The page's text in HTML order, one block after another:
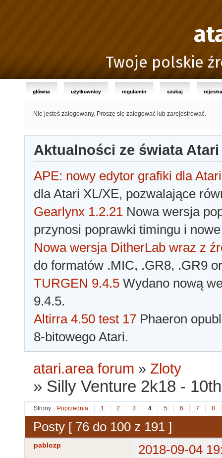
Twoje polskie
główna użytkownicy regulamin szukaj
Nie jesteś zalogowany. Proszę się zalogować lub zarejestrować.
Aktualności ze świata Atari
APE: nowy edytor grafiki dla Atari
dla Atari XL/XE, pozwalające
Gearlynx 1.2.21 Nowa wersja
przynosi poprawki timingu i
Nowa wersja DitherLab wraz z
do formatów .MIC, .GR8, .GR9
TURGEN 9.4.5 Wydano nową
9.4.5.
Altirra 4.50 test 17 Phaeron
8-bitowego Atari.
atari.area forum » Zloty
» Silly Venture 2k18 -
Strony Poprzednia 1 2 3 4 5 6 7 8
Posty [ 76 do 100 z 191 ]
pablozp 2018-09-04